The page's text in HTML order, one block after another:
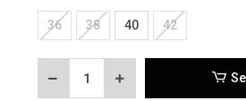
36 38 40 42